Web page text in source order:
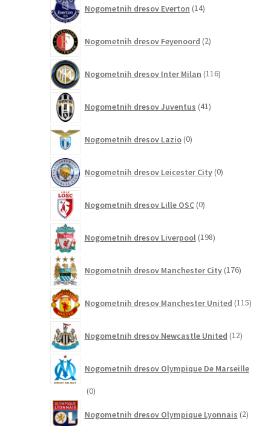
Nogometnih dresov Everton 14izdelkov
Nogometnih dresov Feyenoord 2izdelka
Nogometnih dresov Inter Milan 116izdelkov
Nogometnih dresov Juventus 41izdelkov
Nogometnih dresov Lazio 0izdelkov
Nogometnih dresov Leicester City 0izdelkov
Nogometnih dresov Lille OSC 0izdelkov
Nogometnih dresov Liverpool 198izdelkov
Nogometnih dresov Manchester City 176izdelkov
Nogometnih dresov Manchester United 115
Nogometnih dresov Newcastle United 12izdelkov
Nogometnih dresov Olympique De Marseille
00
Nogometnih dresov Olympique Lyonnais 2izdelka